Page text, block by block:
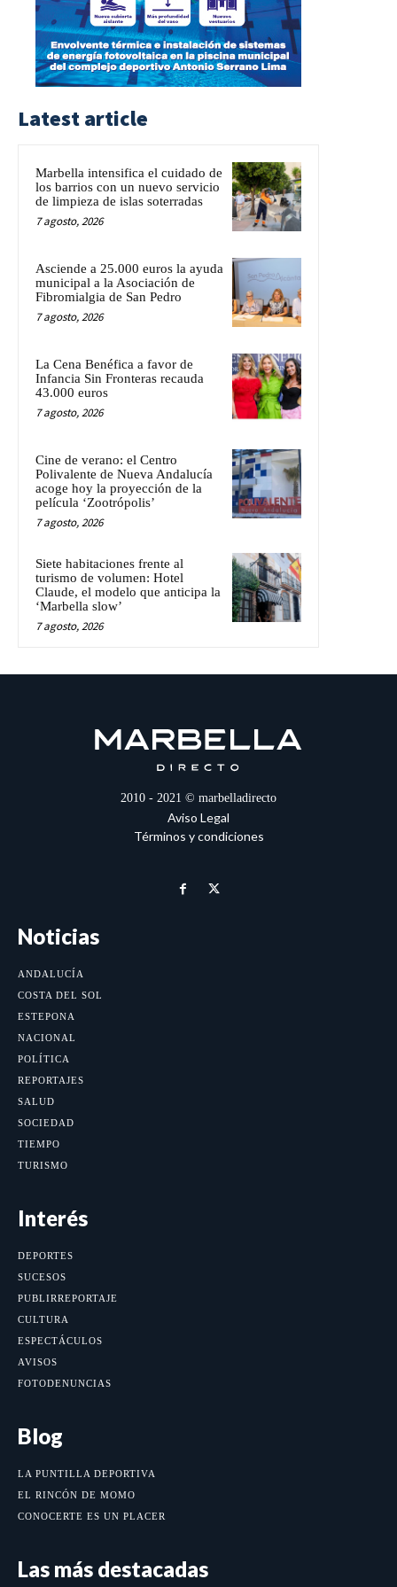
Latest article
Marbella intensifica el cuidado de
los barrios con un nuevo servicio
de limpieza de islas soterradas
7 agosto, 2026
Asciende a 25.000 euros la ayuda
municipal a la Asociación de
Fibromialgia de San Pedro
7 agosto, 2026
La Cena Benéfica a favor de
Infancia Sin Fronteras recauda
43.000 euros
7 agosto, 2026
Cine de verano: el Centro
Polivalente de Nueva Andalucía
acoge hoy la proyección de la
película ‘Zootrópolis’
7 agosto, 2026
Siete habitaciones frente al
turismo de volumen: Hotel
Claude, el modelo que anticipa la
‘Marbella slow’
7 agosto, 2026
2010 - 2021 © marbelladirecto
Aviso Legal
Términos y condiciones
Noticias
ANDALUCÍA
COSTA DEL SOL
ESTEPONA
NACIONAL
POLÍTICA
REPORTAJES
SALUD
SOCIEDAD
TIEMPO
TURISMO
Interés
DEPORTES
SUCESOS
PUBLIRREPORTAJE
CULTURA
ESPECTÁCULOS
AVISOS
FOTODENUNCIAS
Blog
LA PUNTILLA DEPORTIVA
EL RINCÓN DE MOMO
CONOCERTE ES UN PLACER
Las más destacadas